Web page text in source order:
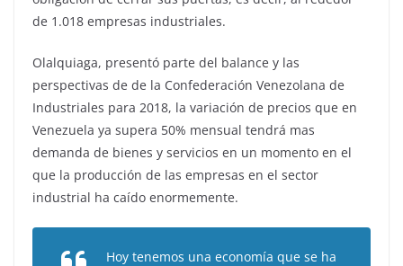
de 1.018 empresas industriales.
Olalquiaga, presentó parte del balance y las
perspectivas de de la Confederación Venezolana de
Industriales para 2018, la variación de precios que en
Venezuela ya supera 50% mensual tendrá mas
demanda de bienes y servicios en un momento en el
que la producción de las empresas en el sector
industrial ha caído enormemente.
Hoy tenemos una economía que se ha